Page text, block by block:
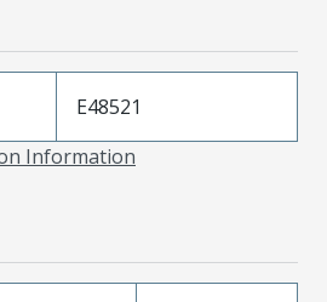
E48521
Information